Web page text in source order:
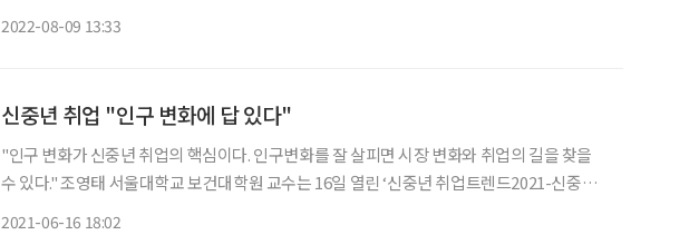
2022-08-09 13:33
신중년 취업 "인구 변화에 답 있다"
"인구 변화가 신중년 취업의 핵심이다. 인구변화를 잘 살피면 시장 변화와 취업의 길을 찾을
수 있다." 조영태 서울대학교 보건대학원 교수는 16일 열린 ‘신중년 취업트렌드2021-신중년
2021-06-16 18:02